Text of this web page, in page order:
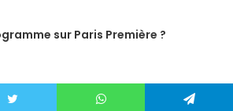
sur Paris Première ?